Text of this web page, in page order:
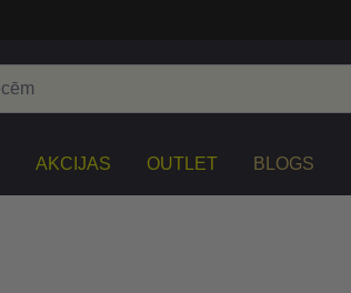
AKCIJAS OUTLET BLOGS